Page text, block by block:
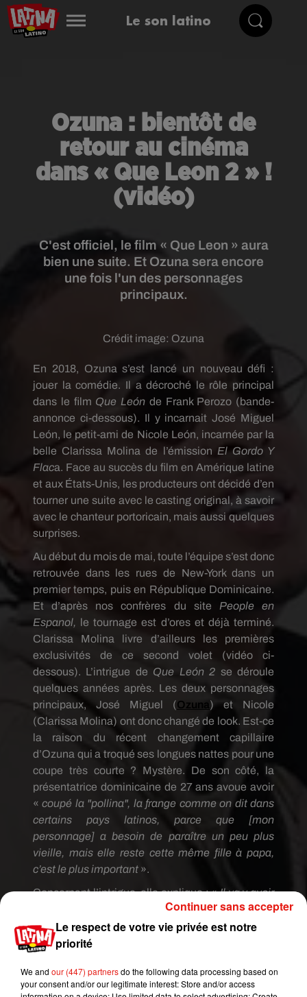
Le son latino
Ozuna : bientôt de
retour au cinéma
dans « Que Leon 2 » !
(vidéo)
C'est officiel, le film « Que Leon » aura
bien une suite. Et Ozuna sera encore
une fois l'un des personnages
principaux.
Crédit image: Ozuna
En 2018, Ozuna s’est lancé un nouveau défi :
jouer la comédie. Il a décroché le rôle principal
dans le film Que León de Frank Perozo (bande-
annonce ci-dessous). Il y incarnait José Miguel
León, le petit-ami de Nicole León, incarnée par la
belle Clarissa Molina de l’émission El Gordo Y
Flaca. Face au succès du film en Amérique latine
et aux États-Unis, les producteurs ont décidé d’en
tourner une suite avec le casting original, à savoir
avec le chanteur portoricain, mais aussi quelques
surprises.
Au début du mois de mai, toute l’équipe s’est donc
retrouvée dans les rues de New-York dans un
premier temps, puis en République Dominicaine.
Et d’après nos confrères du site People en
Espanol, le tournage est d’ores et déjà terminé.
Clarissa Molina livre d’ailleurs les premières
exclusivités de ce second volet (vidéo ci-
dessous). L’intrigue de Que León 2 se déroule
quelques années après. Les deux personnages
principaux, José Miguel (Ozuna ) et Nicole
(Clarissa Molina) ont donc changé de look. Est-ce
la raison du récent changement capillaire
d’Ozuna qui a troqué ses longues nattes pour une
coupe très courte ? Mystère. De son côté, la
présentatrice dominicaine de 27 ans avoue avoir
«coupé la "pollina", la frange comme on dit dans
certains pays latinos, parce que [mon
personnage] a besoin de paraître un peu plus
vieille, mais elle reste cette même fille à papa,
c’est le plus important ».
Concernant l’intrigue, elle explique : «Il va y avoir
plus de personnages matures. Ils vont avoir
beaucoup plus de bagarres, de confrontations,
parce que Nicole sera très féroce dans ce volet
Geraldine Bazan, Maria Elisa Camargo,
Reynaldo Pacheco qui a déjà joué avec Sandra
Le respect de votre vie privée est notre
priorité
We and our (447) partnersdo the following data processing based on
your consent and/or our legitimate interest: Store and/or access
Continuer sans accepter